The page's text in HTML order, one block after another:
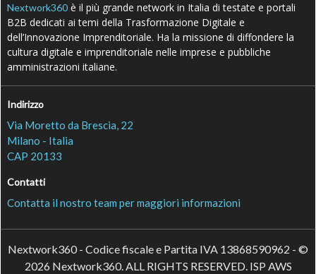
Nextwork360 è il più grande network in Italia di testate e portali
B2B dedicati ai temi della Trasformazione Digitale e
dell’Innovazione Imprenditoriale. Ha la missione di diffondere la
cultura digitale e imprenditoriale nelle imprese e pubbliche
amministrazioni italiane.
Indirizzo
Via Moretto da Brescia, 22
Milano - Italia
CAP 20133
Contatti
Contatta il nostro team per maggiori informazioni
Nextwork360 - Codice fiscale e Partita IVA 13868590962 - ©
2026 Nextwork360. ALL RIGHTS RESERVED. ISP AWS